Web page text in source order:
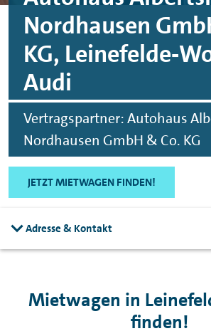
Nordhausen
KG,
Audi
Vertragspartner: Autohaus
Nordhausen GmbH & Co. KG
JETZT MIETWAGEN FINDEN!
Adresse & Kontakt
Mietwagen in
finden!